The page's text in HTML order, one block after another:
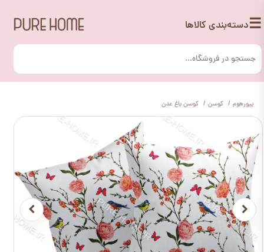
☰دسته‌بندی کالاها
پیورهوم کوسن کوسن باغ عدن